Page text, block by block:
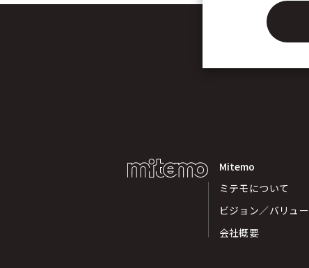
Mitemo
ミテモについて
ビジョン／バリュー
会社概要